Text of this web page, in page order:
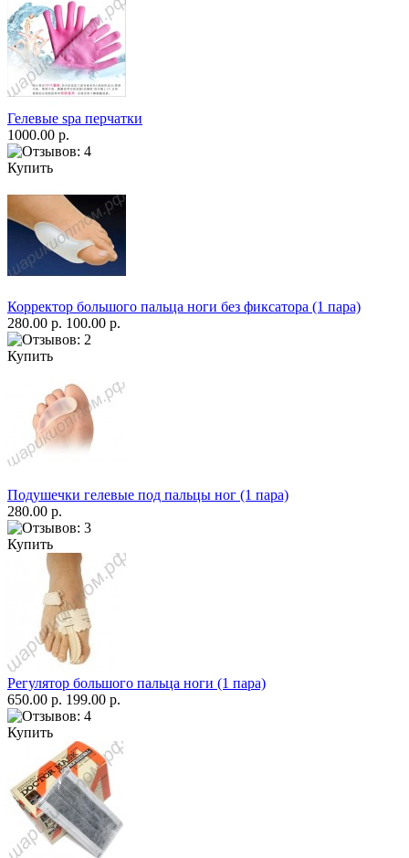
Гелевые spa перчатки
1000.00 р.
Купить
Корректор большого пальца ноги без фиксатора (1 пара)
280.00 р. 100.00 р.
Купить
Подушечки гелевые под пальцы ног (1 пара)
280.00 р.
Купить
Регулятор большого пальца ноги (1 пара)
650.00 р. 199.00 р.
Купить